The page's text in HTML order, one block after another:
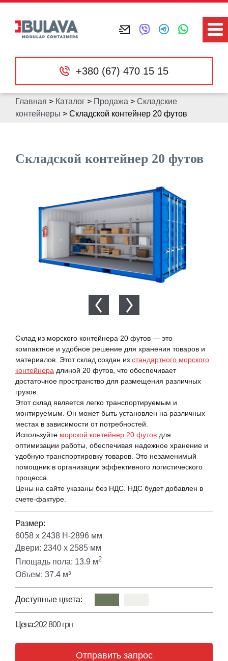
+380 (67) 470 15 15
Главная > Каталог > Продажа > Складские
контейнеры > Складской контейнер 20 футов
Складской контейнер 20 футов
Склад из морского контейнера 20 футов — это
компактное и удобное решение для хранения товаров и
материалов. Этот склад создан из стандартного морского
контейнера длиной 20 футов, что обеспечивает
достаточное пространство для размещения различных
грузов.
Этот склад является легко транспортируемым и
монтируемым. Он может быть установлен на различных
местах в зависимости от потребностей.
Используйте морской контейнер 20 футов для
оптимизации работы, обеспечивая надежное хранение и
удобную транспортировку товаров. Это незаменимый
помощник в организации эффективного логистического
процесса.
Цены на сайте указаны без НДС. НДС будет добавлен в
счете-фактуре.
Размер:
6058 х 2438 Н-2896 мм
Двери: 2340 х 2585 мм
Площадь пола: 13.9 м2
Объем: 37.4 м³
Доступные цвета:
Цена:202 800 грн
Отправить запрос